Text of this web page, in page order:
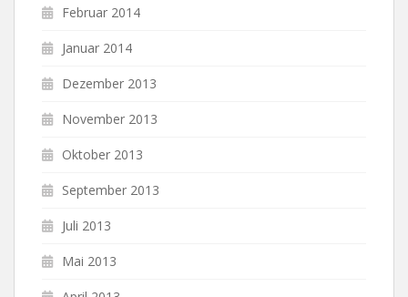
Februar 2014
Januar 2014
Dezember 2013
November 2013
Oktober 2013
September 2013
Juli 2013
Mai 2013